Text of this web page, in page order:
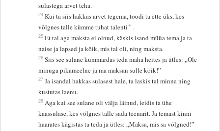
sulastega arvet teha.
24 Kui ta siis hakkas arvet tegema, toodi ta ette üks, kes
võlgnes talle kümme tuhat talenti+ .
25 Et tal aga maksta ei olnud, käskis isand müüa tema ja ta
naise ja lapsed ja kõik, mis tal oli, ning maksta.
26 Siis see sulane kummardas teda maha heites ja ütles: „Ole
minuga pikameelne ja ma maksan sulle kõik!”
27 Ja isandal hakkas sulasest hale, ta laskis tal minna ning
kustutas laenu.
28 Aga kui see sulane oli välja läinud, leidis ta ühe
kaassulase, kes võlgnes talle sada teenarit. Ja temast kinni
haarates kägistas ta teda ja ütles: „Maksa, mis sa võlgned!”